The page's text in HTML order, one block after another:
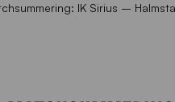
IK Sirius –